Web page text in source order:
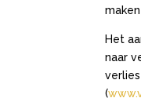
Het
naar
(